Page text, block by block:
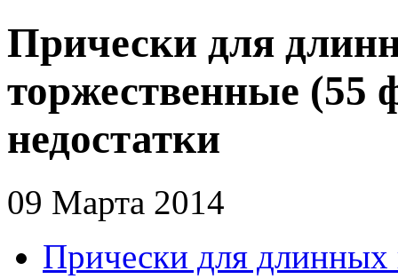
Прически для
торжественные (55
недостатки
09 Марта 2014
Прически для длинных